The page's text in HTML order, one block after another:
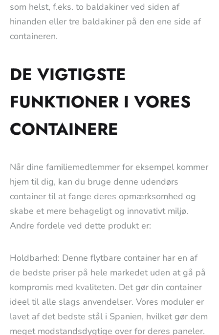
som helst, f.eks. to baldakiner ved siden af
hinanden eller tre baldakiner på den ene side af
containeren.
DE VIGTIGSTE
FUNKTIONER I VORES
CONTAINERE
Når dine familiemedlemmer for eksempel kommer
hjem til dig, kan du bruge denne udendørs
container til at fange deres opmærksomhed og
skabe et mere behageligt og innovativt miljø.
Andre fordele ved dette produkt er:
Holdbarhed: Denne flytbare container har en af
de bedste priser på hele markedet uden at gå på
kompromis med kvaliteten. Det gør din container
ideel til alle slags anvendelser. Vores moduler er
lavet af det bedste stål i Spanien, hvilket gør dem
meget modstandsdygtige over for deres paneler.